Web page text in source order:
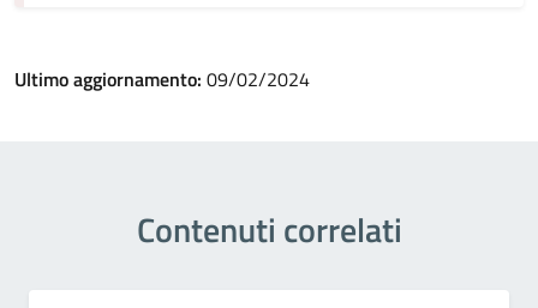
Ultimo aggiornamento: 09/02/2024
Contenuti correlati